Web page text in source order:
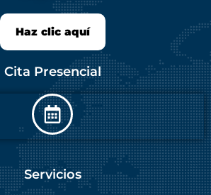
Haz clic aquí
Cita Presencial
Servicios